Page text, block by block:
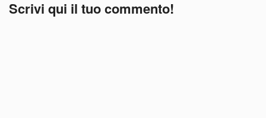
Scrivi qui il tuo commento!